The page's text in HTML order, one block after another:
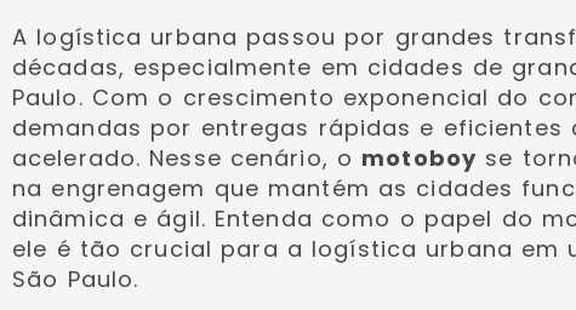
A logística urbana passou por grandes
décadas, especialmente em cidades de
Paulo. Com o crescimento exponencial do
demandas por entregas rápidas e eficientes
acelerado. Nesse cenário, o motoboyse
na engrenagem que mantém as cidades
dinâmica e ágil. Entenda como o papel do
ele é tão crucial para a logística urbana em
São Paulo.